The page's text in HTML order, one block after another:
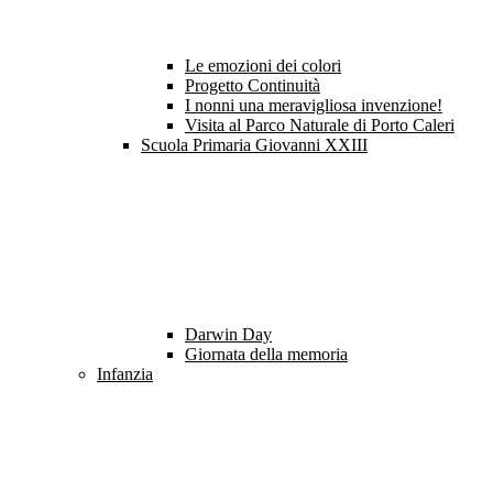
Le emozioni dei colori
Progetto Continuità
I nonni una meravigliosa invenzione!
Visita al Parco Naturale di Porto Caleri
Scuola Primaria Giovanni XXIII
Darwin Day
Giornata della memoria
Infanzia